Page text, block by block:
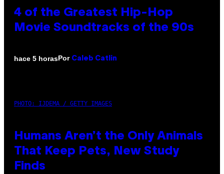
4 of the Greatest Hip-Hop
Movie Soundtracks of the 90s
hace 5 horasPor Caleb Catlin
PHOTO: IJDEMA / GETTY IMAGES
Humans Aren’t the Only Animals
That Keep Pets, New Study
Finds